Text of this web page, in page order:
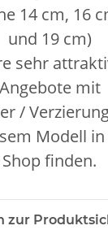
14 cm, 16
und 19 cm)
sehr
Angebote mit
/
Modell
Shop finden.
zur